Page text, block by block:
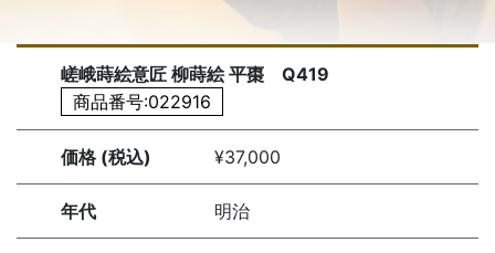
嵯峨蒔絵意匠 柳蒔絵 平棗 Q419
商品番号:022916
価格 (税込) ¥37,000
年代 明治